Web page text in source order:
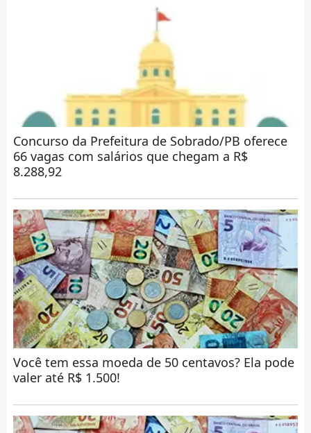
Concurso da Prefeitura de Sobrado/PB oferece
66 vagas com salários que chegam a R$
8.288,92
Você tem essa moeda de 50 centavos? Ela pode
valer até R$ 1.500!